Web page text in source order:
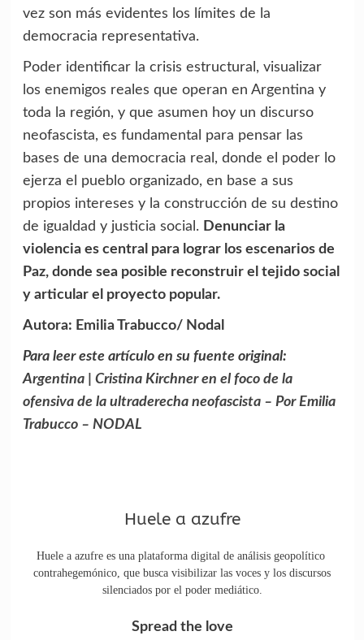
vez son más evidentes los límites de la
democracia representativa.
Poder identificar la crisis estructural, visualizar
los enemigos reales que operan en Argentina y
toda la región, y que asumen hoy un discurso
neofascista, es fundamental para pensar las
bases de una democracia real, donde el poder lo
ejerza el pueblo organizado, en base a sus
propios intereses y la construcción de su destino
de igualdad y justicia social. Denunciar la
violencia es central para lograr los escenarios de
Paz, donde sea posible reconstruir el tejido social
y articular el proyecto popular.
Autora: Emilia Trabucco/ Nodal
Para leer este artículo en su fuente original:
Argentina | Cristina Kirchner en el foco de la
ofensiva de la ultraderecha neofascista – Por Emilia
Trabucco – NODAL
Huele a azufre
Huele a azufre es una plataforma digital de análisis geopolítico
contrahegemónico, que busca visibilizar las voces y los discursos
silenciados por el poder mediático.
Spread the love